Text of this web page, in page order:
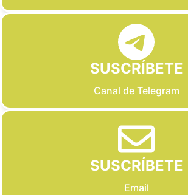
SUSCRÍBETE
Canal de Telegram
SUSCRÍBETE
Email